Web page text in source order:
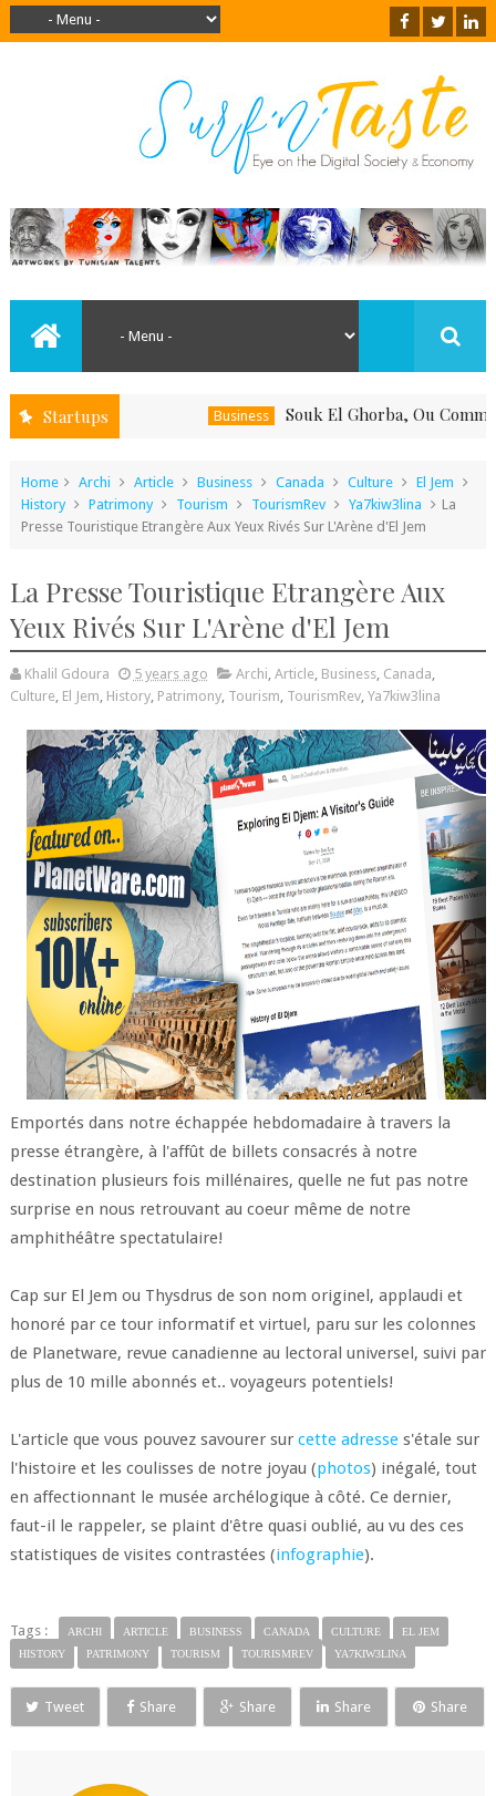
Startups Business Souk El Ghorba, Ou Comment
Home Archi Article Business Canada Culture
El Jem
History
Patrimony Tourism TourismRev Ya7kiw3lina
La
Presse Touristique Etrangère Aux Yeux Rivés Sur L'Arène d'El Jem
La Presse Touristique Etrangère Aux
Yeux Rivés Sur L'Arène d'El Jem
Khalil Gdoura 5 years ago Archi, Article, Business, Canada,
Culture, El Jem, History, Patrimony, Tourism, TourismRev, Ya7kiw3lina
Emportés dans notre échappée hebdomadaire à travers la
presse étrangère, à l'affût de billets consacrés à notre
destination plusieurs fois millénaires, quelle ne fut pas notre
surprise en nous retrouvant au coeur même de notre
amphithéâtre spectatulaire!
Cap sur El Jem ou Thysdrus de son nom originel, applaudi et
honoré par ce tour informatif et virtuel, paru sur les colonnes
de Planetware, revue canadienne au lectoral universel, suivi par
plus de 10 mille abonnés et.. voyageurs potentiels!
L'article que vous pouvez savourer sur cette adresses'étale sur
l'histoire et les coulisses de notre joyau (photos) inégalé, tout
en affectionnant le musée archélogique à côté. Ce dernier,
faut-il le rappeler, se plaint d'être quasi oublié, au vu des ces
statistiques de visites contrastées (infographie).
Tags : ARCHI ARTICLE BUSINESS CANADA CULTURE
EL JEM
HISTORY
PATRIMONY TOURISM TOURISMREV YA7KIW3LINA
Tweet Share Share Share Share